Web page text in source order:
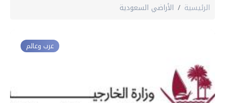
الرئيسية الأراضي السعودية
عرب وعالم